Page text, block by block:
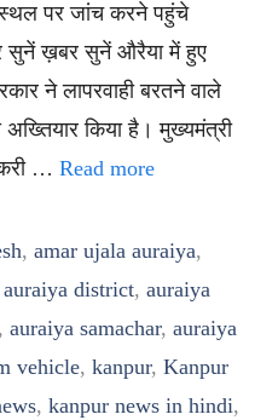
पर जांच करने पहुंचे
सुनें ख़बर सुनें औरैया में हुए
ने लापरवाही बरतने वाले
किया है। मुख्यमंत्री
… Read more
, amar ujala auraiya,
auraiya district, auraiya
auraiya samachar, auraiya
vehicle, kanpur, Kanpur
, kanpur news in hindi,